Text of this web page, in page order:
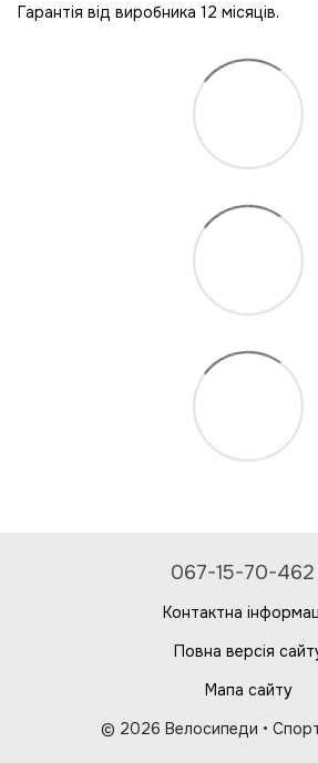
Гарантія від виробника 12 місяців.
067-15-70-462
Контактна
Повна версія
Мапа сайту
© 2026 Велосипеди •